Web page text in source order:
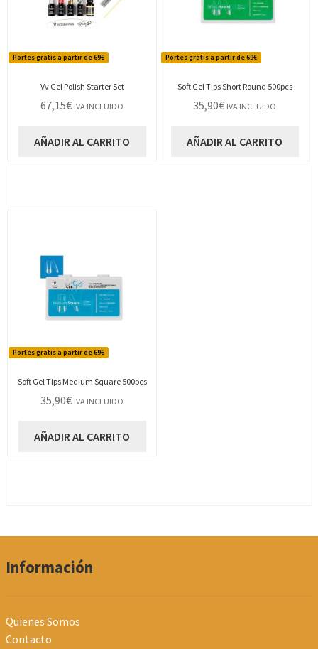
Portes gratis a partir de 69€
Vv Gel Polish Starter Set
67,15€ IVA INCLUIDO
AÑADIR AL CARRITO
Portes gratis a partir de 69€
Soft Gel Tips Short Round 500pcs
35,90€ IVA INCLUIDO
AÑADIR AL CARRITO
Portes gratis a partir de 69€
Soft Gel Tips Medium Square 500pcs
35,90€ IVA INCLUIDO
AÑADIR AL CARRITO
Información
Quienes Somos
Contacto